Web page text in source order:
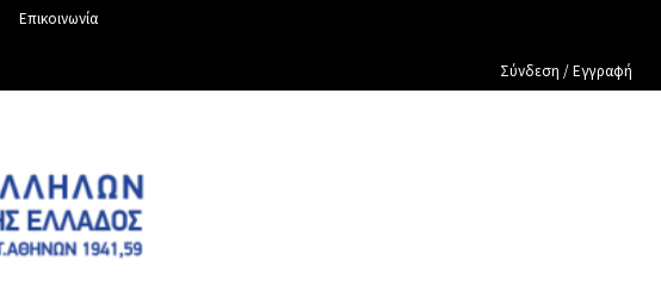
Επικοινωνία
Σύνδεση / Εγγραφή